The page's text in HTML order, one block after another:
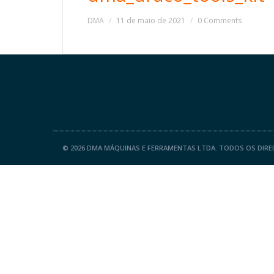
DMA 11 de maio de 2021 0 Comments
© 2026 DMA MÁQUINAS E FERRAMENTAS LTDA. TODOS OS